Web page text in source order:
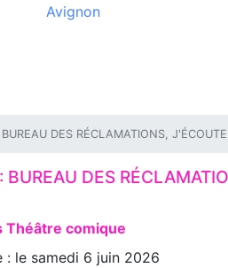
Avignon
DES RÉCLAMATIONS,
BUREAU DES
Théâtre comique
: le samedi 6 juin 2026